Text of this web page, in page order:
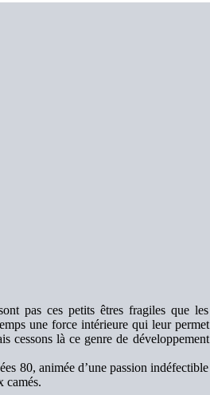
pas ces petits êtres fragiles que les
une force intérieure qui leur permet
cessons là ce genre de développement
80, animée d’une passion indéfectible
camés.